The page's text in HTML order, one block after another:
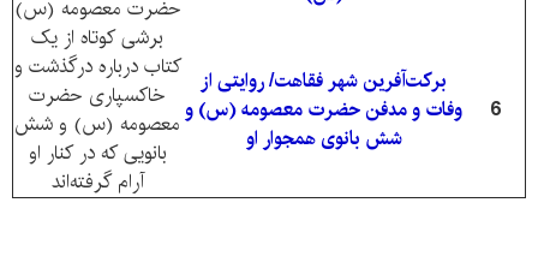
حضرت معصومه (س)
6
برکت‌آفرین شهر فقاهت/ روایتی از
وفات و مدفن حضرت معصومه (س) و
شش بانوی همجوار او
برشی کوتاه از یک
کتاب درباره درگذشت و
خاکسپاری حضرت
معصومه (س) و شش
بانویی که در کنار او
آرام گرفته‌اند